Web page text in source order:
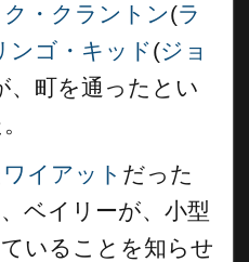
・クラントン(ラ
ンゴ・キッド(ジョ
、町を通ったとい
ワイアット だった
ベイリーが、小型
いることを知らせ